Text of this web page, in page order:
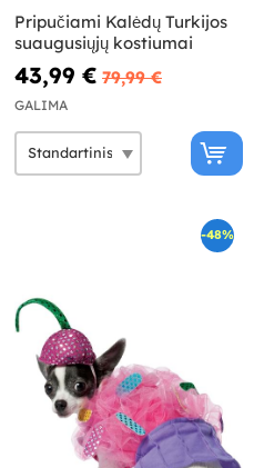
Pripučiami Kalėdų Turkijos
suaugusiųjų kostiumai
43,99 € 79,99 €
GALIMA
-48%